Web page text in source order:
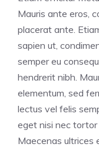
Mauris ante eros,
placerat ante.
sapien ut,
semper eu
hendrerit nibh.
elementum, sed
lectus vel felis
eget nisi nec tortor
Maecenas ultrices